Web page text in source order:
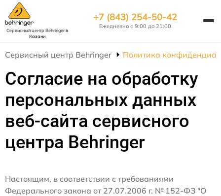
Сервисный центр Behringerв
Казани
+7 (843) 254-50-42
Ежедневно с 9:00 до 21:00
Сервисный центр Behringer Политика
Согласие на обработку
персональных данных
веб-сайта сервисного
центра Behringer
Настоящим, в соответствии с требованиями
Федерального закона от 27.07.2006 г. № 152-ФЗ "О